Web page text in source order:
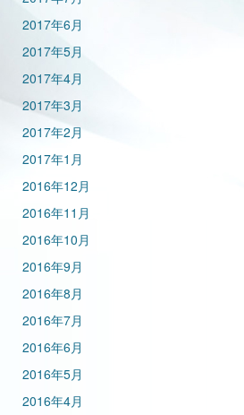
2017年6月
2017年5月
2017年4月
2017年3月
2017年2月
2017年1月
2016年12月
2016年11月
2016年10月
2016年9月
2016年8月
2016年7月
2016年6月
2016年5月
2016年4月